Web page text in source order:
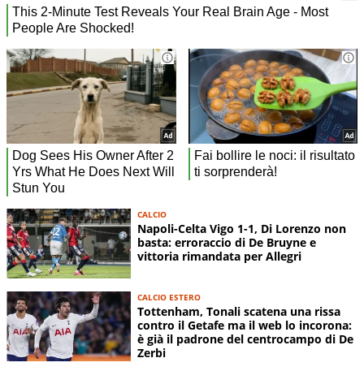
CALCIO
Napoli-Celta Vigo 1-1, Di Lorenzo non
basta: erroraccio di De Bruyne e
vittoria rimandata per Allegri
CALCIO ESTERO
Tottenham, Tonali scatena una rissa
contro il Getafe ma il web lo incorona:
è già il padrone del centrocampo di De
Zerbi